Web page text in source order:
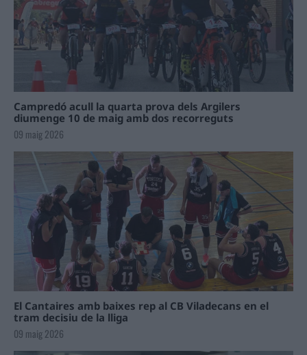
Campredó acull la quarta prova dels Argilers
diumenge 10 de maig amb dos recorreguts
09 maig 2026
El Cantaires amb baixes rep al CB Viladecans en el
tram decisiu de la lliga
09 maig 2026